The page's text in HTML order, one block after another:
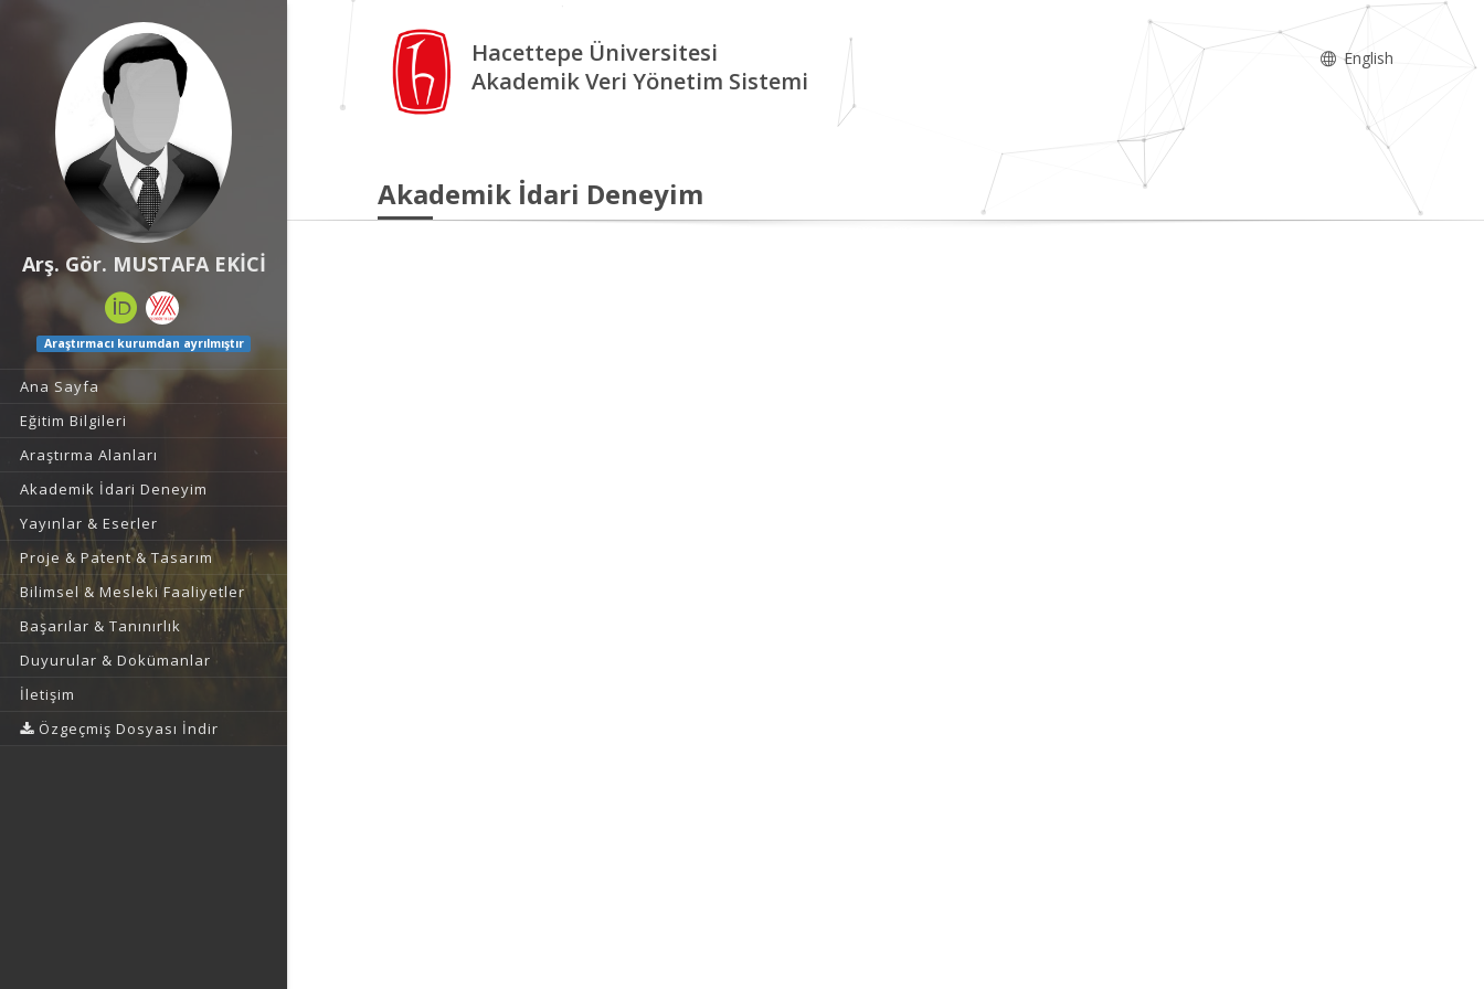
Arş. Gör. MUSTAFA EKİCİ
Araştırmacı kurumdan ayrılmıştır
Ana Sayfa
Eğitim Bilgileri
Araştırma Alanları
Akademik İdari Deneyim
Yayınlar & Eserler
Proje & Patent & Tasarım
Bilimsel & Mesleki Faaliyetler
Başarılar & Tanınırlık
Duyurular & Dokümanlar
İletişim
Özgeçmiş Dosyası İndir
Hacettepe Üniversitesi
Akademik Veri Yönetim Sistemi
English
Akademik İdari Deneyim